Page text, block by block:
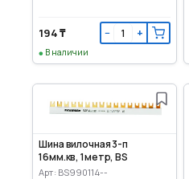
194 ₸ − +
В наличии
Шина вилочная 3-п
16мм.кв, 1метр, BS
Арт: BS990114--